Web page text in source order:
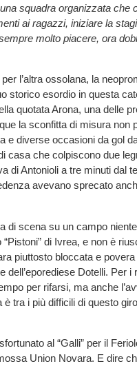
squadra organizzata che
ai ragazzi, iniziare la
molto piacere, ora
l’altra ossolana, la
storico esordio in questa
quotata Arona, una delle
la sconfitta di misura non
e diverse occasioni da gol
casa che colpiscono due
di Antonioli a tre minuti dal
avevano sprecato
di scena su un campo
di Ivrea, e non è
piuttosto bloccata e
dell’eporediese Dotelli. Per i
per rifarsi, ma anche
tra i più difficili di questo
al “Galli” per il
Union Novara. E dire